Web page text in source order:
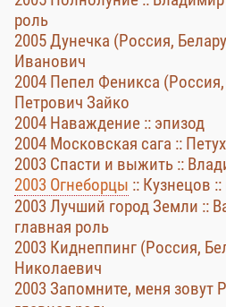
роль
2005 Дунечка (Россия,
Иванович
2004 Пепел Феникса
Петрович Зайко
2004 Наваждение :: эпизод
2004 Московская сага ::
2003 Спасти и выжить ::
2003 Огнеборцы :: Кузнецов
2003 Лучший город Земли ::
главная роль
2003 Киднеппинг (Россия,
Николаевич
2003 Запомните, меня зовут